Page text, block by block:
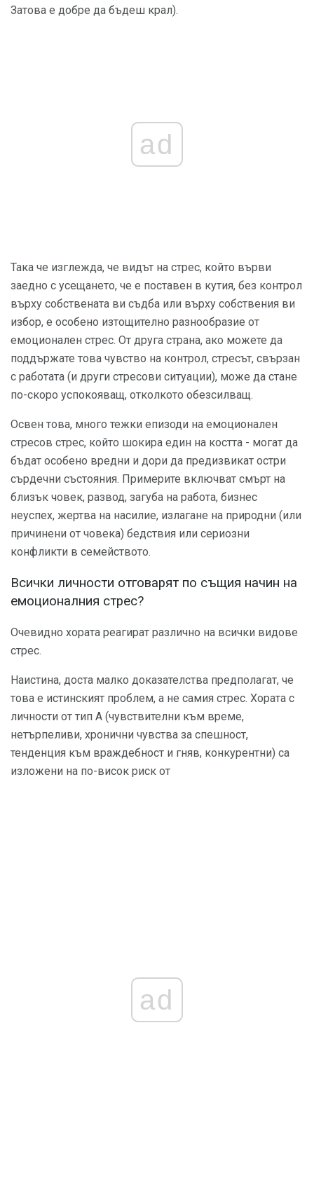
Затова е добре да бъдеш крал).
ad
Така че изглежда, че видът на стрес, който върви
заедно с усещането, че е поставен в кутия, без контрол
върху собствената ви съдба или върху собствения ви
избор, е особено изтощително разнообразие от
емоционален стрес. От друга страна, ако можете да
поддържате това чувство на контрол, стресът, свързан
с работата (и други стресови ситуации), може да стане
по-скоро успокояващ, отколкото обезсилващ.
Освен това, много тежки епизоди на емоционален
стресов стрес, който шокира един на костта - могат да
бъдат особено вредни и дори да предизвикат остри
сърдечни състояния. Примерите включват смърт на
близък човек, развод, загуба на работа, бизнес
неуспех, жертва на насилие, излагане на природни (или
причинени от човека) бедствия или сериозни
конфликти в семейството.
Всички личности отговарят по същия начин на
емоционалния стрес?
Очевидно хората реагират различно на всички видове
стрес.
Наистина, доста малко доказателства предполагат, че
това е истинският проблем, а не самия стрес. Хората с
личности от тип А (чувствителни към време,
нетърпеливи, хронични чувства за спешност,
тенденция към враждебност и гняв, конкурентни) са
изложени на по-висок риск от
ad